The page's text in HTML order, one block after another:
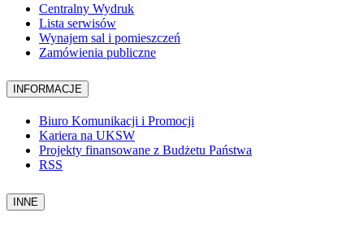
Centralny Wydruk
Lista serwisów
Wynajem sal i pomieszczeń
Zamówienia publiczne
INFORMACJE
Biuro Komunikacji i Promocji
Kariera na UKSW
Projekty finansowane z Budżetu Państwa
RSS
INNE